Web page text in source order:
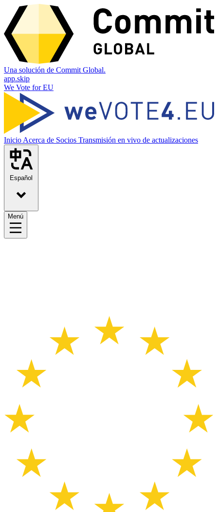
Una solución de Commit Global.
app.skip
We Vote for EU
Inicio Acerca de Socios Transmisión en vivo de actualizaciones
Español
Menú